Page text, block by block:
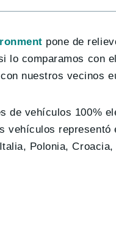
pone de
lo comparamos con
nuestros vecinos
de vehículos 100%
vehículos
Polonia,